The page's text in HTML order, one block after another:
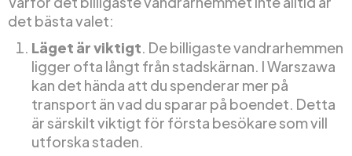
det bästa valet:
Läget är viktigt. De billigaste vandrarhemmen
ligger ofta långt från stadskärnan. I Warszawa
kan det hända att du spenderar mer på
transport än vad du sparar på boendet. Detta
är särskilt viktigt för första besökare som vill
utforska staden.